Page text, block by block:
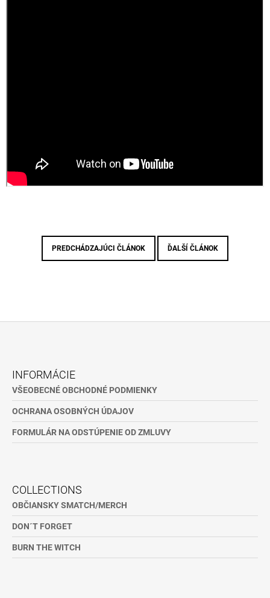
PREDCHÁDZAJÚCI ČLÁNOK ĎALŠÍ ČLÁNOK
INFORMÁCIE
VŠEOBECNÉ OBCHODNÉ PODMIENKY
OCHRANA OSOBNÝCH ÚDAJOV
FORMULÁR NA ODSTÚPENIE OD ZMLUVY
COLLECTIONS
OBČIANSKY SMATCH/MERCH
DON´T FORGET
BURN THE WITCH